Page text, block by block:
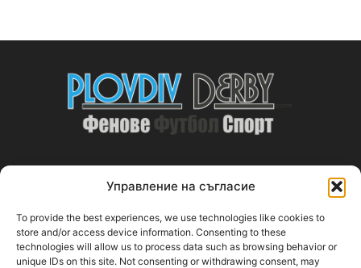
Управление на съгласие
To provide the best experiences, we use technologies like cookies to
store and/or access device information. Consenting to these
technologies will allow us to process data such as browsing behavior or
unique IDs on this site. Not consenting or withdrawing consent, may
ABOUT US
PlovdivDerby.com е първата пловдивска изцяло футболна
медия!